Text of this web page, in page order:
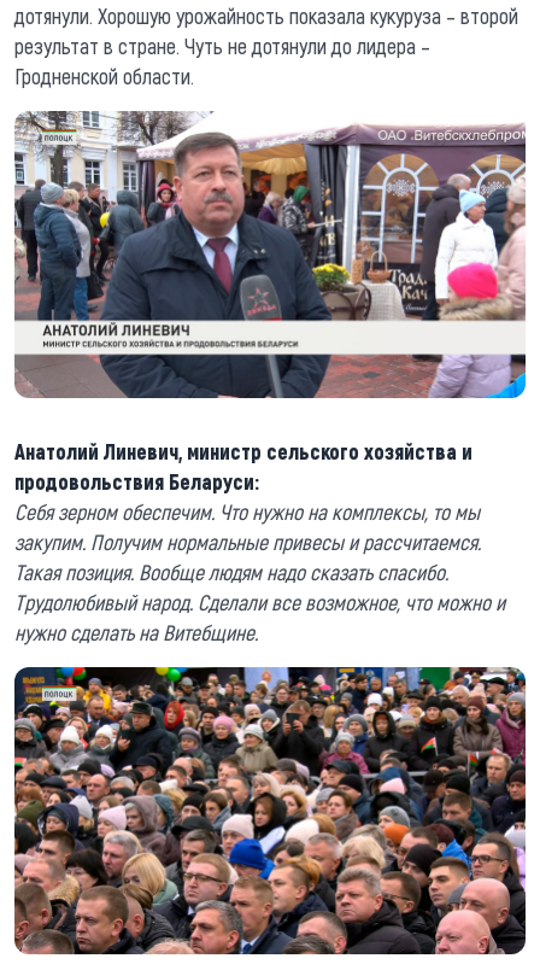
дотянули. Хорошую урожайность показала кукуруза – второй
результат в стране. Чуть не дотянули до лидера –
Гродненской области.
Анатолий Линевич, министр сельского хозяйства и
продовольствия Беларуси:
Себя зерном обеспечим. Что нужно на комплексы, то мы
закупим. Получим нормальные привесы и рассчитаемся.
Такая позиция. Вообще людям надо сказать спасибо.
Трудолюбивый народ. Сделали все возможное, что можно и
нужно сделать на Витебщине.